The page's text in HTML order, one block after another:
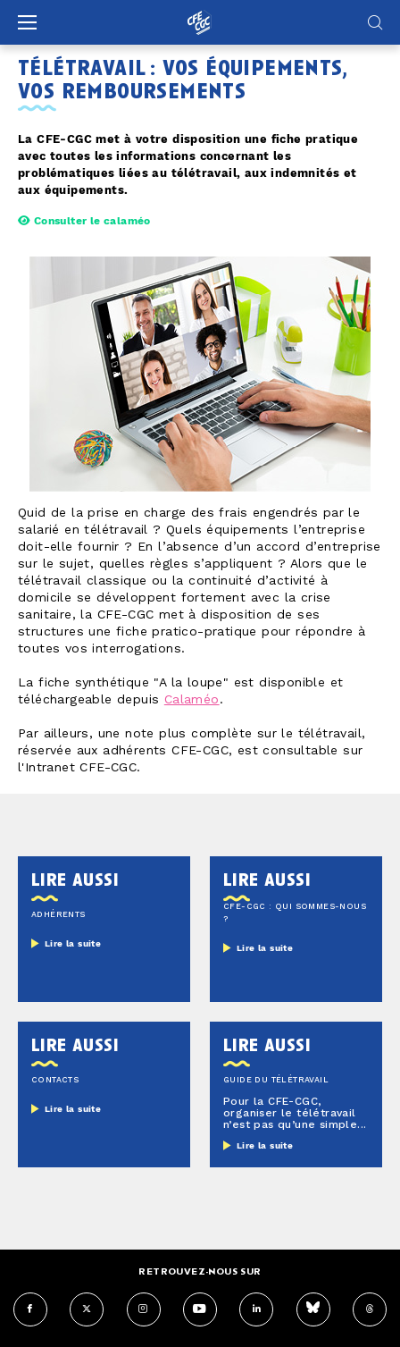
télétravail : vos équipements,
vos remboursements
La CFE-CGC met à votre disposition une fiche pratique
avec toutes les informations concernant les
problématiques liées au télétravail, aux indemnités et
aux équipements.
Consulter le calaméo
Quid de la prise en charge des frais engendrés par le
salarié en télétravail ? Quels équipements l’entreprise
doit-elle fournir ? En l’absence d’un accord d’entreprise
sur le sujet, quelles règles s’appliquent ? Alors que le
télétravail classique ou la continuité d’activité à
domicile se développent fortement avec la crise
sanitaire, la CFE-CGC met à disposition de ses
structures une fiche pratico-pratique pour répondre à
toutes vos interrogations.
La fiche synthétique "A la loupe" est disponible et
téléchargeable depuis Calaméo.
Par ailleurs, une note plus complète sur le télétravail,
réservée aux adhérents CFE-CGC, est consultable sur
l'Intranet CFE-CGC.
lire aussi
ADHÉRENTS
Lire la suite
lire aussi
CFE-CGC : QUI SOMMES-NOUS
?
Lire la suite
lire aussi
CONTACTS
Lire la suite
lire aussi
GUIDE DU TÉLÉTRAVAIL
Pour la CFE-CGC,
organiser le télétravail
n’est pas qu’une simple...
Lire la suite
RETROUVEZ-NOUS SUR
Panneau de gestion des cookies